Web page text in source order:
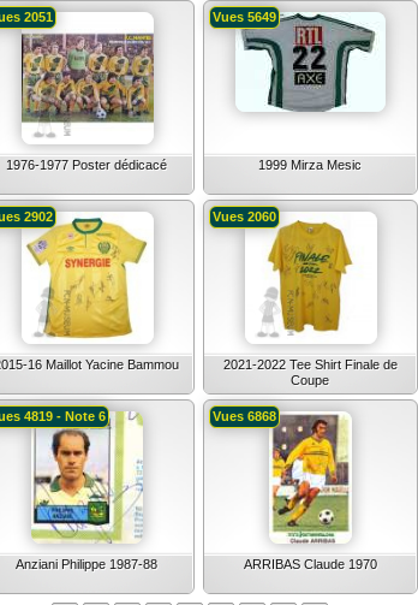
1976-1977 Poster dédicacé
2051
1999 Mirza Mesic
Vues 5649
16 Maillot Yacine Bammou
2902
2021-2022 Tee Shirt Finale de
Coupe
Vues 2060
Anziani Philippe 1987-88
4819 - Note 6
ARRIBAS Claude 1970
Vues 6868